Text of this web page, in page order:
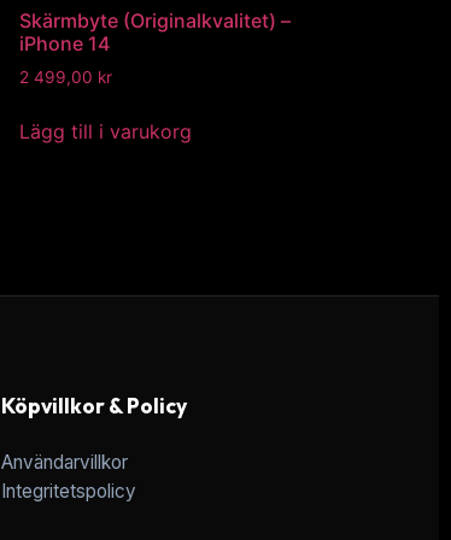
Skärmbyte (Originalkvalitet) –
iPhone 14
2 499,00 kr
Lägg till i varukorg
Köpvillkor & Policy
Användarvillkor
Integritetspolicy